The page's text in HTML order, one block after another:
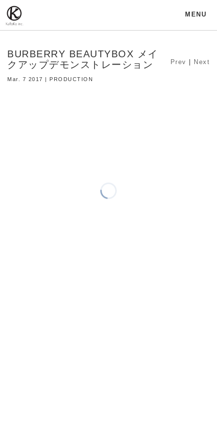
MENU
BURBERRY BEAUTYBOX メイ
クアップデモンストレーション
Mar. 7 2017 | PRODUCTION
Prev Next